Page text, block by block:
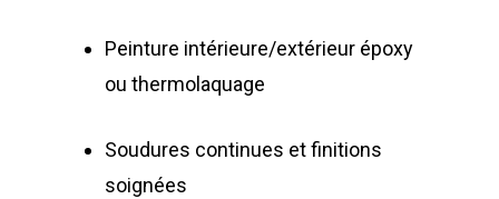
Peinture intérieure/extérieur époxy
ou thermolaquage
Soudures continues et finitions
soignées